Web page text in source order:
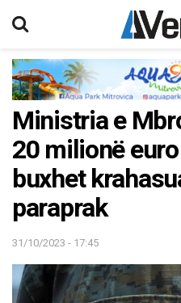
Ministria e
20 milionë
buxhet
paraprak
31/10/2023 - 17:45